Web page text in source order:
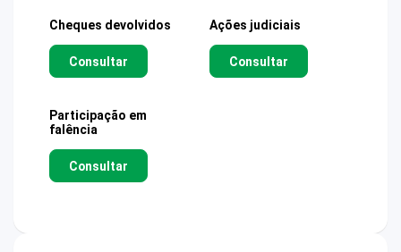
Cheques devolvidos
Consultar
Ações judiciais
Consultar
Participação em
falência
Consultar